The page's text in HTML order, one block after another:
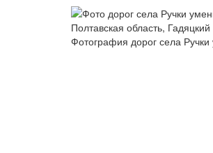
Фотография дорог села